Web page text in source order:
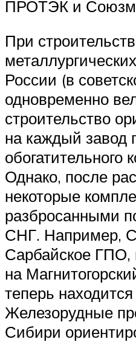
ПРОТЭК и
При
России (в
одновременно
строительство
на каждый завод
обогатительного
Однако, после
некоторые
разбросанными
СНГ. Например,
Сарбайское ГПО,
на
теперь
Железорудные
Сибири